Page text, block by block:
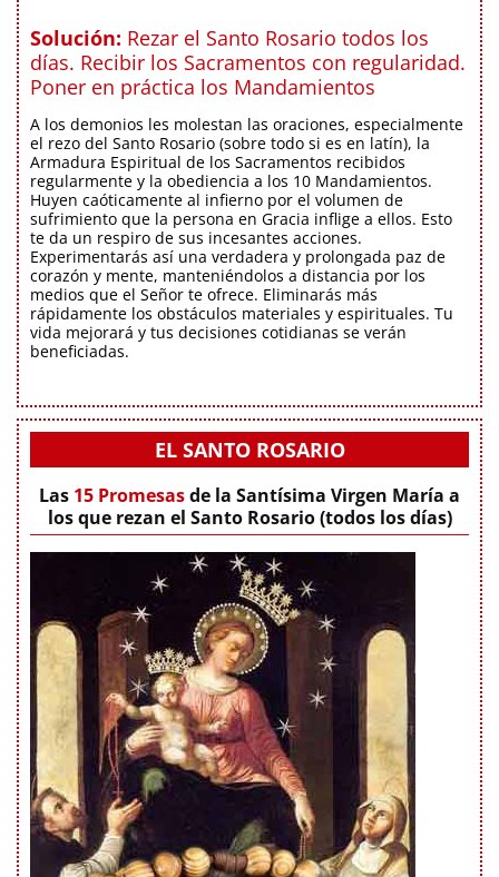
Solución: Rezar el Santo Rosario todos los
días. Recibir los Sacramentos con regularidad.
Poner en práctica los Mandamientos
A los demonios les molestan las oraciones, especialmente
el rezo del Santo Rosario (sobre todo si es en latín), la
Armadura Espiritual de los Sacramentos recibidos
regularmente y la obediencia a los 10 Mandamientos.
Huyen caóticamente al infierno por el volumen de
sufrimiento que la persona en Gracia inflige a ellos. Esto
te da un respiro de sus incesantes acciones.
Experimentarás así una verdadera y prolongada paz de
corazón y mente, manteniéndolos a distancia por los
medios que el Señor te ofrece. Eliminarás más
rápidamente los obstáculos materiales y espirituales. Tu
vida mejorará y tus decisiones cotidianas se verán
beneficiadas.
EL SANTO ROSARIO
Las 15 Promesasde la Santísima Virgen María a
los que rezan el Santo Rosario (todos los días)